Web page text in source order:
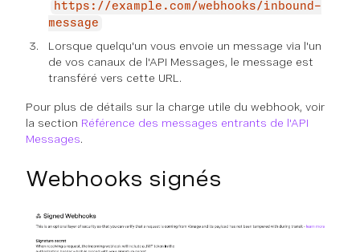
https://example.com/webhooks/inbound-
message
Lorsque quelqu'un vous envoie un message via l'un
de vos canaux de l'API Messages, le message est
transféré vers cette URL.
Pour plus de détails sur la charge utile du webhook, voir
la section Référence des messages entrants de l'API
Messages.
Webhooks signés